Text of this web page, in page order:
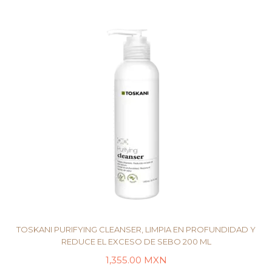
TOSKANI PURIFYING CLEANSER, LIMPIA EN PROFUNDIDAD Y
REDUCE EL EXCESO DE SEBO 200 ML
1,355.00 MXN